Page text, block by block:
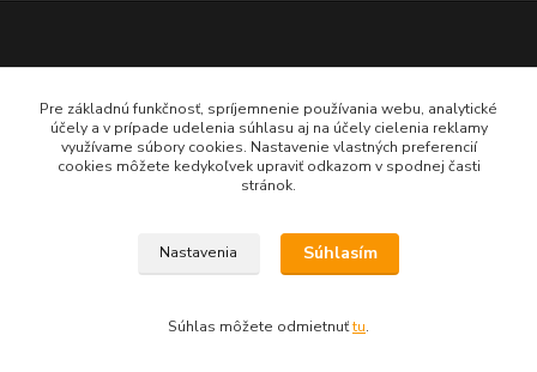
0948 484 313
Po-Pia 7:30-16:00 hod
doplnkykstrecham@gmail.com
Vytvorené na Eshop-rychlo.sk
Pre základnú funkčnosť, spríjemnenie používania webu, analytické
účely a v prípade udelenia súhlasu aj na účely cielenia reklamy
využívame súbory cookies. Nastavenie vlastných preferencií
cookies môžete kedykoľvek upraviť odkazom v spodnej časti
stránok.
Nastavenia Súhlasím
Súhlas môžete odmietnuťtu.